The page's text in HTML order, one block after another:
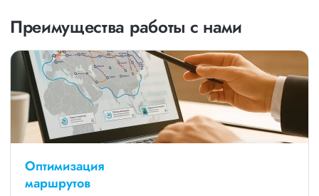
Преимущества работы с нами
Оптимизация
маршрутов